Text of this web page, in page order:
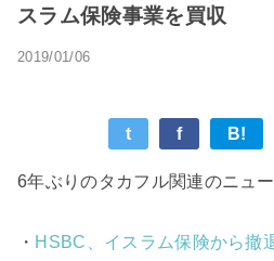
スラム保険事業を買収
2019/01/06
t f B!
6年ぶりのタカフル関連のニュー
・ HSBC、イスラム保険から撤